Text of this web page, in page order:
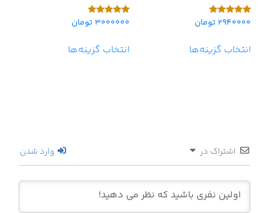
امتیاز
2940000 تومان
انتخاب گزینه‌ها
امتیاز
3000000 تومان
انتخاب گزینه‌ها
اشتراک در وارد شدن